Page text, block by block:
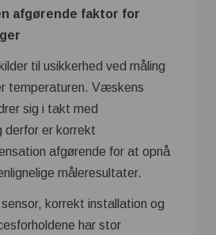
afgørende faktor for
til usikkerhed ved måling
temperaturen. Væskens
sig i takt med
derfor er korrekt
afgørende for at opnå
måleresultater.
korrekt installation og
har stor